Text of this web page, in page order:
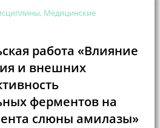
Медицинские
работа «Влияние
и внешних
ферментов на
слюны амилазы»